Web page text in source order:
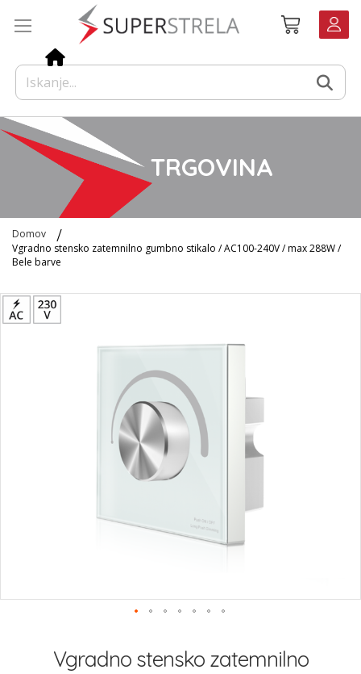
Košarica
TRGOVINA
Domov
Vgradno stensko zatemnilno gumbno stikalo / AC100-240V / max 288W /
Bele barve
Preskoči
na
Vgradno stensko zatemnilno